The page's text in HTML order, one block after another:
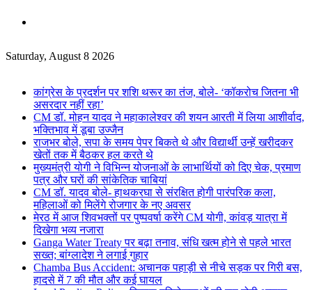
for
Saturday, August 8 2026
कांग्रेस के प्रदर्शन पर शशि थरूर का तंज, बोले- ‘कॉकरोच जितना भी
असरदार नहीं रहा’
CM डॉ. मोहन यादव ने महाकालेश्वर की शयन आरती में लिया आशीर्वाद,
भक्तिभाव में डूबा उज्जैन
राजभर बोले, सपा के समय पेपर बिकते थे और विद्यार्थी उन्हें खरीदकर
खेतों तक में बैठकर हल करते थे
मुख्यमंत्री योगी ने विभिन्न योजनाओं के लाभार्थियों को दिए चेक, प्रमाण
पत्र और घरों की सांकेतिक चाबियां
CM डॉ. यादव बोले- हाथकरघा से संरक्षित होगी पारंपरिक कला,
महिलाओं को मिलेंगे रोजगार के नए अवसर
मेरठ में आज शिवभक्तों पर पुष्पवर्षा करेंगे CM योगी, कांवड़ यात्रा में
दिखेगा भव्य नजारा
Ganga Water Treaty पर बढ़ा तनाव, संधि खत्म होने से पहले भारत
सख्त; बांग्लादेश ने लगाई गुहार
Chamba Bus Accident: अचानक पहाड़ी से नीचे सड़क पर गिरी बस,
हादसे में 7 की मौत और कई घायल